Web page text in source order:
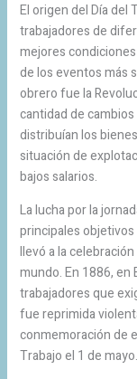
El origen del Día del
trabajadores de
mejores
de los eventos más
obrero fue la
cantidad de
distribuían los
situación de
bajos salarios.
La lucha por la
principales objetivos
llevó a la
mundo. En 1886, en
trabajadores que
fue reprimida
conmemoración de
Trabajo el 1 de mayo.